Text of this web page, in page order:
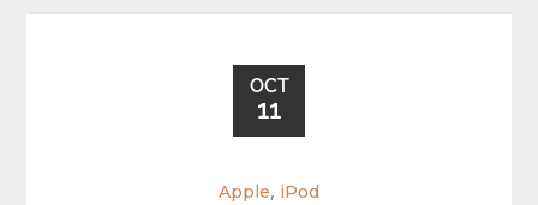
OCT
11
Apple, iPod